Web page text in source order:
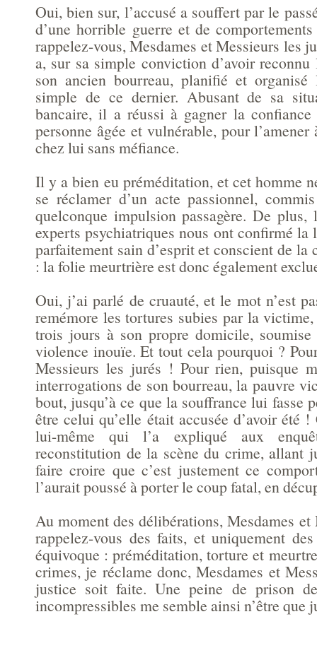
Oui, bien sur, l’accusé a souffert par le
d’une horrible guerre et de
rappelez-vous, Mesdames et Messieurs les
a, sur sa simple conviction d’avoir
son ancien bourreau, planifié et organisé
simple de ce dernier. Abusant de sa
bancaire, il a réussi à gagner la
personne âgée et vulnérable, pour
chez lui sans méfiance.
Il y a bien eu préméditation, et cet homme
se réclamer d’un acte passionnel,
quelconque impulsion passagère. De plus,
experts psychiatriques nous ont confirmé la
parfaitement sain d’esprit et conscient de la
: la folie meurtrière est donc également
Oui, j’ai parlé de cruauté, et le mot n’est
remémore les tortures subies par la victime,
trois jours à son propre domicile, soumise
violence inouïe. Et tout cela pourquoi ?
Messieurs les jurés ! Pour rien, puisque
interrogations de son bourreau, la pauvre
bout, jusqu’à ce que la souffrance lui fasse
être celui qu’elle était accusée d’avoir été
lui-même qui l’a expliqué aux
reconstitution de la scène du crime, allant
faire croire que c’est justement ce
l’aurait poussé à porter le coup fatal, en
Au moment des délibérations, Mesdames
rappelez-vous des faits, et uniquement
équivoque : préméditation, torture et
crimes, je réclame donc, Mesdames et
justice soit faite. Une peine de prison
incompressibles me semble ainsi n’être que